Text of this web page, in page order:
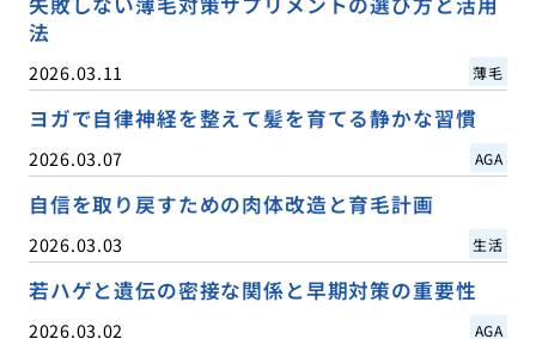
法
2026.03.11 薄毛
ヨガで自律神経を整えて髪を育てる静かな習慣
2026.03.07 AGA
自信を取り戻すための肉体改造と育毛計画
2026.03.03 生活
若ハゲと遺伝の密接な関係と早期対策の重要性
2026.03.02 AGA